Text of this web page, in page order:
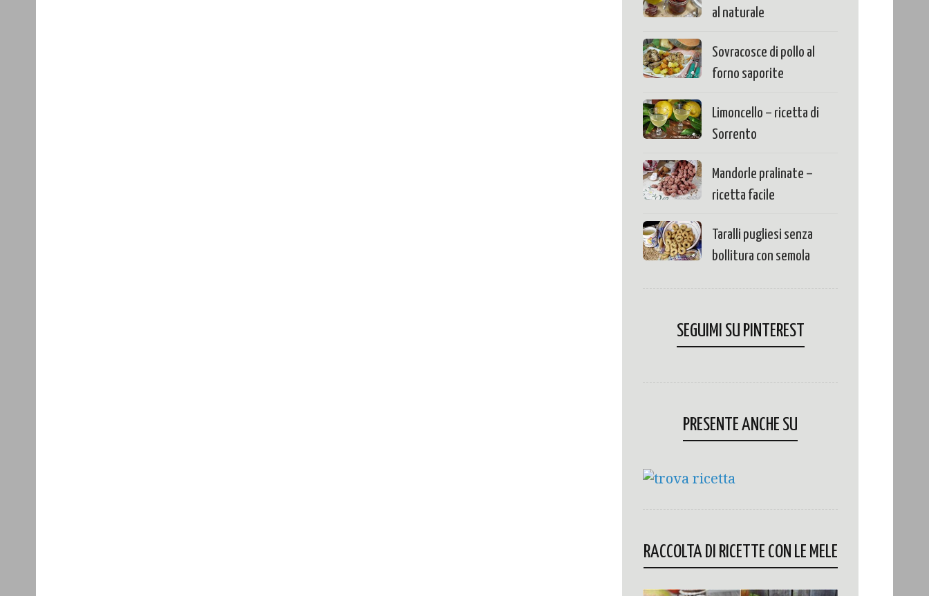
al naturale
Sovracosce di pollo al
forno saporite
Limoncello – ricetta di
Sorrento
Mandorle pralinate –
ricetta facile
Taralli pugliesi senza
bollitura con semola
SEGUIMI SU PINTEREST
PRESENTE ANCHE SU
RACCOLTA DI RICETTE CON LE MELE